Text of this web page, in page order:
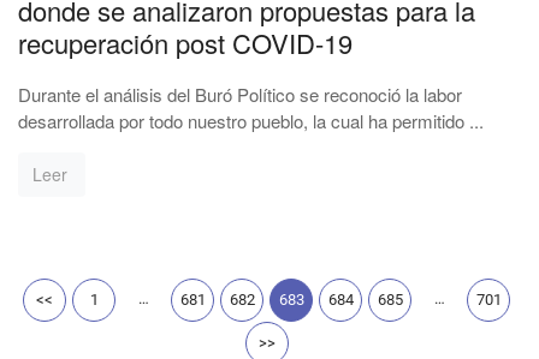
donde se analizaron propuestas para la
recuperación post COVID-19
Durante el análisis del Buró Político se reconoció la labor
desarrollada por todo nuestro pueblo, la cual ha permitido ...
Leer
<< 1 … 681 682 683 684 685 … 701
>>